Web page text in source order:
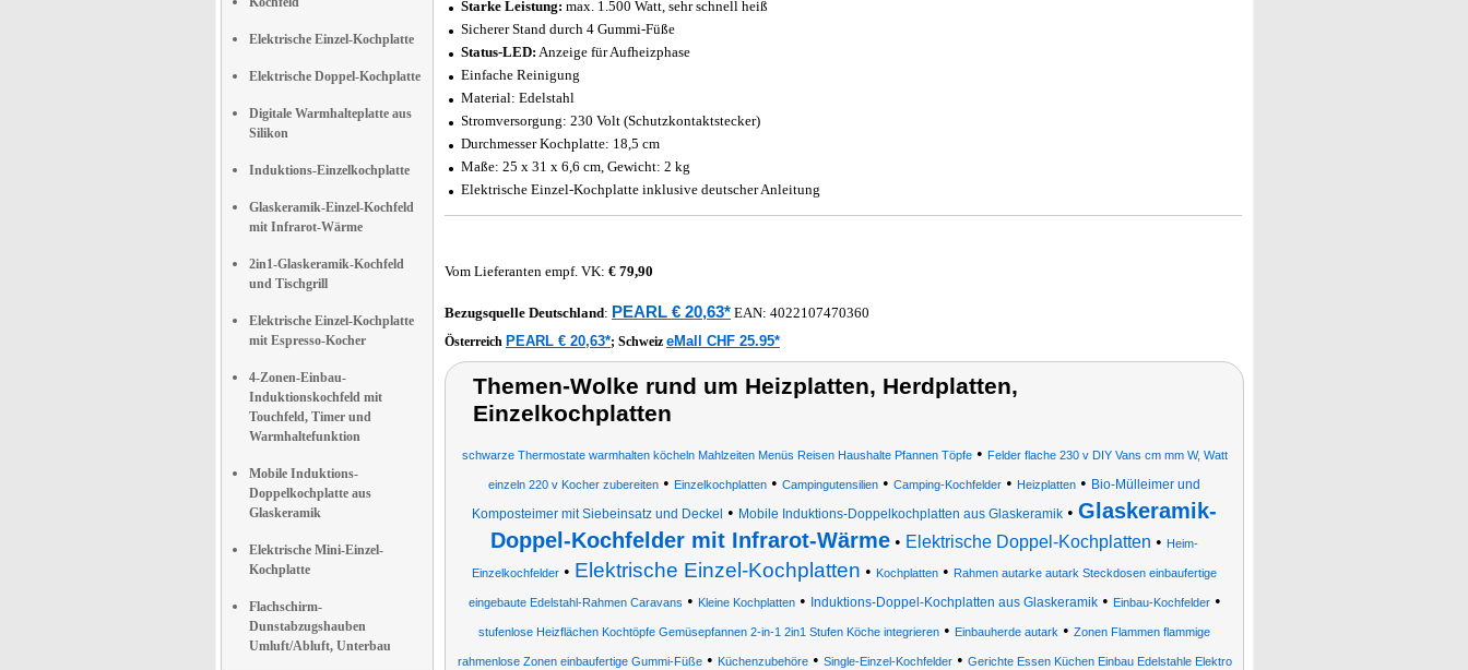
Elektrische Einzel-Kochplatte
Elektrische Doppel-Kochplatte
Digitale Warmhalteplatte aus
Silikon
Induktions-Einzelkochplatte
Glaskeramik-Einzel-Kochfeld
mit Infrarot-Wärme
2in1-Glaskeramik-Kochfeld
und Tischgrill
Elektrische Einzel-Kochplatte
mit Espresso-Kocher
4-Zonen-Einbau-
Induktionskochfeld mit
Touchfeld, Timer und
Warmhaltefunktion
Mobile Induktions-
Doppelkochplatte aus
Glaskeramik
Elektrische Mini-Einzel-
Kochplatte
Flachschirm-
Dunstabzugshauben
Umluft/Abluft, Unterbau
Starke Leistung: max. 1.500 Watt, sehr schnell heiß
Sicherer Stand durch 4 Gummi-Füße
Status-LED: Anzeige für Aufheizphase
Einfache Reinigung
Material: Edelstahl
Stromversorgung: 230 Volt (Schutzkontaktstecker)
Durchmesser Kochplatte: 18,5 cm
Maße: 25 x 31 x 6,6 cm, Gewicht: 2 kg
Elektrische Einzel-Kochplatte inklusive deutscher Anleitung
Vom Lieferanten empf. VK: € 79,90
Bezugsquelle Deutschland: PEARL € 20,63* EAN: 4022107470360
Österreich PEARL € 20,63*; Schweiz eMall CHF 25.95*
Themen-Wolke rund um Heizplatten, Herdplatten,
Einzelkochplatten
schwarze Thermostate warmhalten köcheln Mahlzeiten Menüs Reisen Haushalte Pfannen Töpfe• Felder flache 230 v DIY Vans cm mm W, Watt
einzeln 220 v Kocher zubereiten • Einzelkochplatten • Campingutensilien • Camping-Kochfelder • Heizplatten • Bio-Mülleimer und
Komposteimer mit Siebeinsatz und Deckel
• Mobile Induktions-Doppelkochplatten aus Glaskeramik • Glaskeramik-
Doppel-Kochfelder mit Infrarot-Wärme • Elektrische Doppel-Kochplatten • Heim-
Einzelkochfelder • Elektrische Einzel-Kochplatten • Kochplatten • Rahmen autarke autark Steckdosen einbaufertige
eingebaute Edelstahl-Rahmen Caravans • Kleine Kochplatten• Induktions-Doppel-Kochplatten aus Glaskeramik• Einbau-Kochfelder•
stufenlose Heizflächen Kochtöpfe Gemüsepfannen 2-in-1 2in1 Stufen Köche integrieren • Einbauherde autark • Zonen Flammen flammige
rahmenlose Zonen einbaufertige Gummi-Füße• Küchenzubehöre• Single-Einzel-Kochfelder• Gerichte Essen Küchen Einbau Edelstahle Elektro